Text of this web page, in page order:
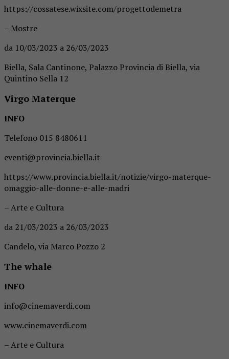
https://cossatese.wixsite.com/progettodemetra
– Mostre
da 10/03/2023 a 26/03/2023
Biella, Sala Cantinone, Palazzo Provincia di Biella, via
Quintino Sella 12
Virgo Materque
INFO
Telefono 015 8480611
eventi@provincia.biella.it
https://www.provincia.biella.it/notizie/virgo-materque-
omaggio-alle-donne-e-alle-madri
– Arte e Cultura
da 21/03/2023 a 26/03/2023
Candelo, via Marco Pozzo 2
The whale
INFO
info@cinemaverdi.com
www.cinemaverdi.com
– Arte e Cultura